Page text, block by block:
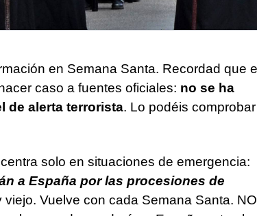
en Semana Santa. Recordad que
caso a fuentes oficiales: no se ha
de alerta terrorista. Lo podéis comprobar
solo en situaciones de emergencia:
a España por las procesiones de
viejo. Vuelve con cada Semana Santa. NO